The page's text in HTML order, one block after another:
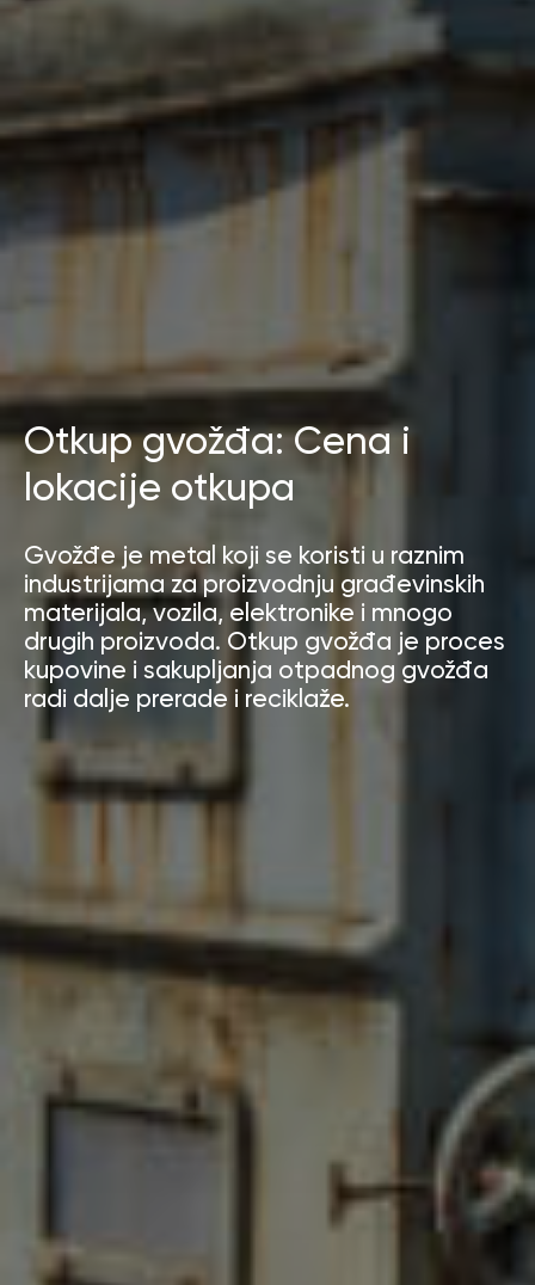
Otkup gvožđa: Cena i
lokacije otkupa
Gvožđe je metal koji se koristi u raznim
industrijama za proizvodnju građevinskih
materijala, vozila, elektronike i mnogo
drugih proizvoda. Otkup gvožđa je proces
kupovine i sakupljanja otpadnog gvožđa
radi dalje prerade i reciklaže.